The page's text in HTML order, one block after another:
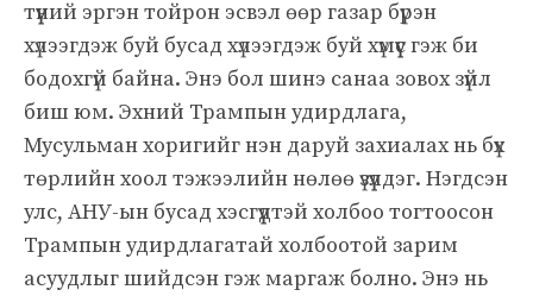
түүний эргэн тойрон эсвэл өөр газар бүрэн
хүлээгдэж буй бусад хүлээгдэж буй хүмүүс гэж би
бодохгүй байна. Энэ бол шинэ санаа зовох зүйл
биш юм. Эхний Трампын удирдлага,
Мусульман хоригийг нэн даруй захиалах нь бүх
төрлийн хоол тэжээлийн нөлөө үзүүлдэг. Нэгдсэн
улс, АНУ-ын бусад хэсгүүдтэй холбоо тогтоосон
Трампын удирдлагатай холбоотой зарим
асуудлыг шийдсэн гэж маргаж болно. Энэ нь